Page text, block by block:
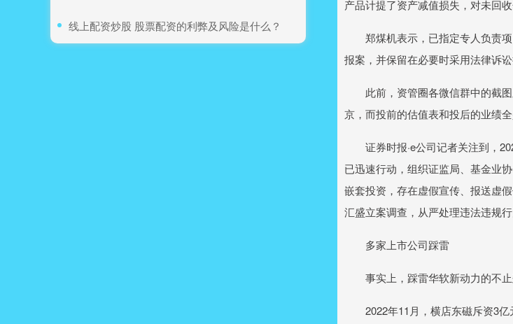
产品计提了资产减值损失，对未回
郑煤机表示，已指定专人负责项
报案，并保留在必要时采用法律诉
此前，资管圈各微信群中的截图
京，而投前的估值表和投后的业绩全
证券时报·e公司记者关注到，
已迅速行动，组织证监局、基金业
嵌套投资，存在虚假宣传、报送虚
汇盛立案调查，从严处理违法违规
多家上市公司踩雷
事实上，踩雷华软新动力的不止
2022年11月，横店东磁斥资3亿
​线上配资炒股 股票配资的利弊及风险是什么？